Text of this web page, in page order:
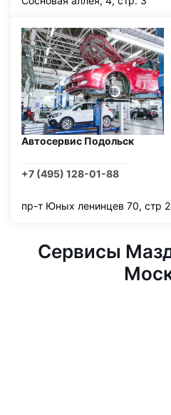
Автосервис Подольск
+7 (495) 128-01-88
пр-т Юных ленинцев 70, стр 2
Сервисы